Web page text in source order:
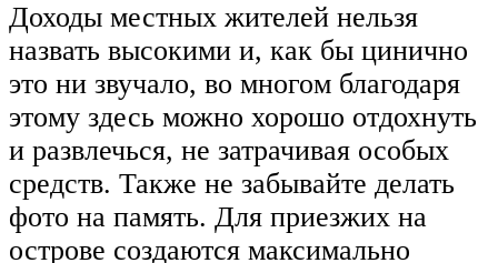
Доходы местных жителей нельзя
назвать высокими и, как бы цинично
это ни звучало, во многом благодаря
этому здесь можно хорошо отдохнуть
и развлечься, не затрачивая особых
средств. Также не забывайте делать
фото на память. Для приезжих на
острове создаются максимально